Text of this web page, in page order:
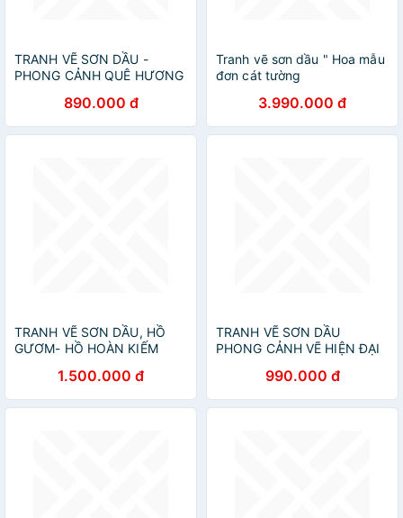
TRANH VẼ SƠN DẦU -
PHONG CẢNH QUÊ HƯƠNG
890.000 đ
Tranh vẽ sơn dầu " Hoa mẫu
đơn cát tường
3.990.000 đ
TRANH VẼ SƠN DẦU, HỒ
GƯƠM- HỒ HOÀN KIẾM
1.500.000 đ
TRANH VẼ SƠN DẦU
PHONG CẢNH VẼ HIỆN ĐẠI
990.000 đ